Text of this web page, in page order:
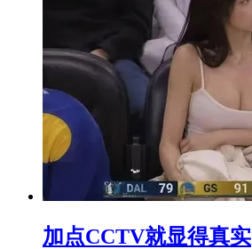
加点CCTV就显得真实